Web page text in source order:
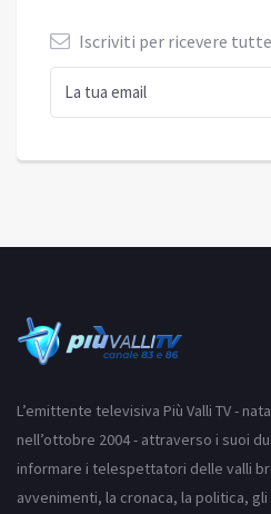
Iscriviti per ricevere
L’emittente televisiva Più Valli TV -
nell’ottobre 2004 - attraverso i suoi
informare i telespettatori delle valli
avvenimenti, la cronaca, la politica,